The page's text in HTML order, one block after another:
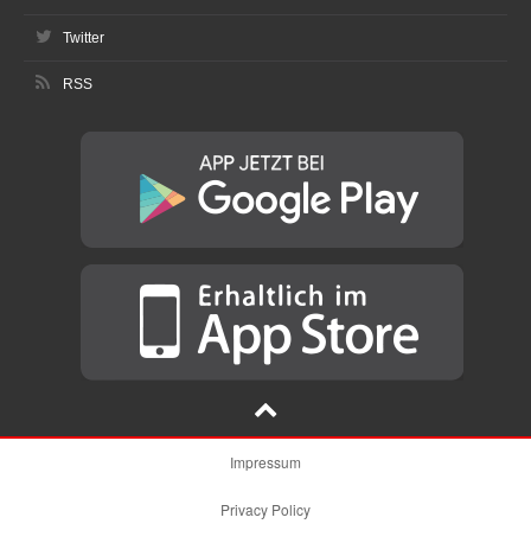
Twitter
RSS
Impressum
Privacy Policy